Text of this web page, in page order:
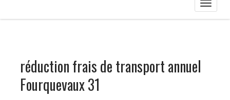
Toggle
réduction frais de transport annuel
Fourquevaux 31